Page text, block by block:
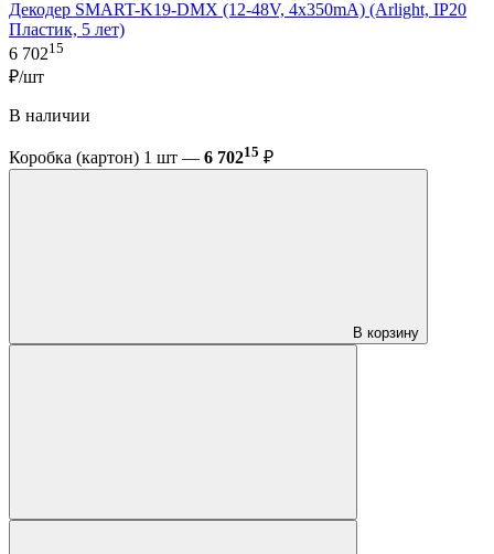
Декодер SMART-K19-DMX (12-48V, 4x350mA) (Arlight, IP20
Пластик, 5 лет)
6 70215
₽/шт
В наличии
Коробка (картон) 1 шт — 6 70215 ₽
В корзину